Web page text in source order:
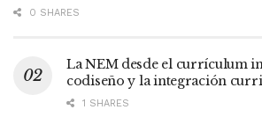
0 SHARES
La NEM desde el currículum
codiseño y la integración
1 SHARES